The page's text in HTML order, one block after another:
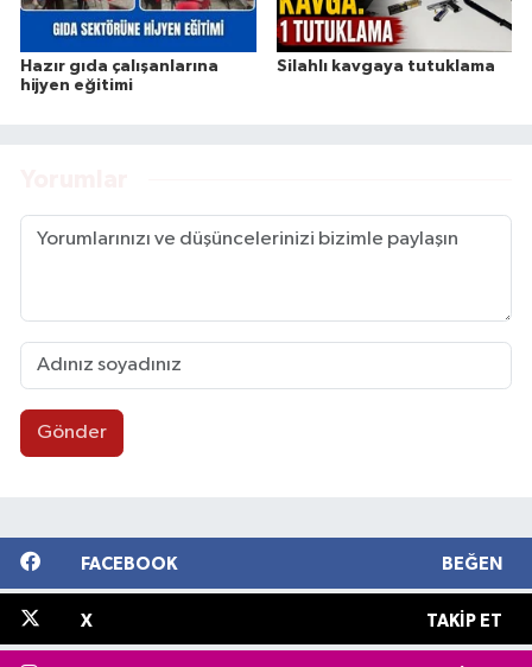
Hazır gıda çalışanlarına
hijyen eğitimi
Silahlı kavgaya tutuklama
Gönder
FACEBOOK BEĞEN
X TAKIP ET